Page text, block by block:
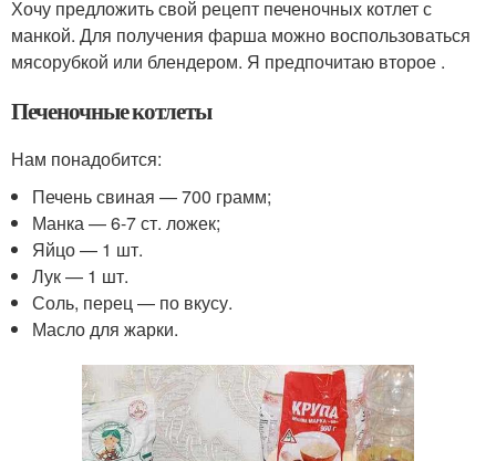
Хочу предложить свой рецепт печеночных котлет с
манкой. Для получения фарша можно воспользоваться
мясорубкой или блендером. Я предпочитаю второе .
Печеночные котлеты
Нам понадобится:
Печень свиная — 700 грамм;
Манка — 6-7 ст. ложек;
Яйцо — 1 шт.
Лук — 1 шт.
Соль, перец — по вкусу.
Масло для жарки.